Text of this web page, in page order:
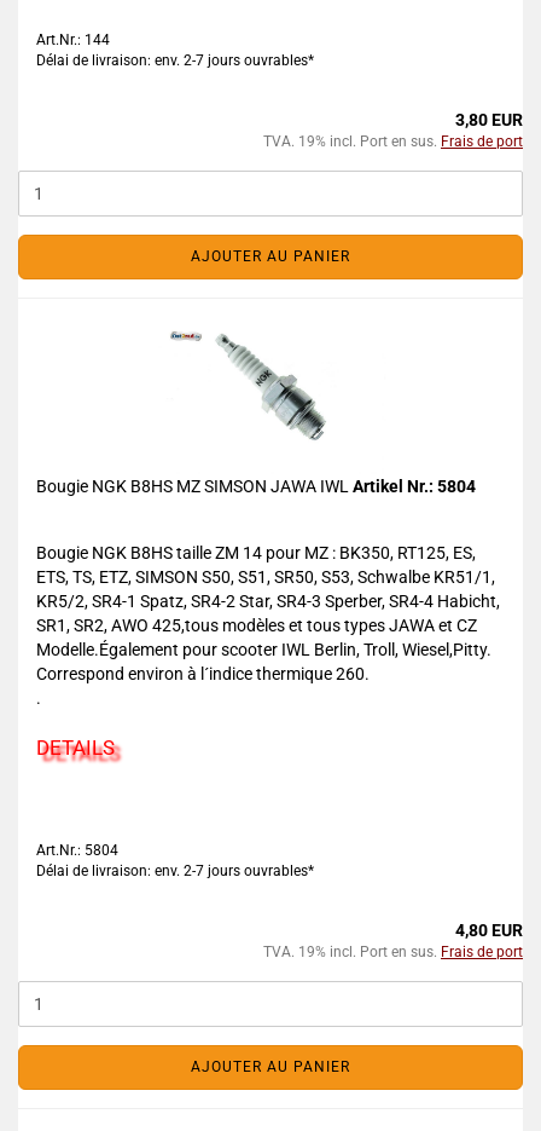
Art.Nr.: 144
Délai de livraison: env. 2-7 jours ouvrables*
3,80 EUR
TVA. 19% incl. Port en sus. Frais de port
AJOUTER AU PANIER
Bougie NGK B8HS MZ SIMSON JAWA IWL Artikel Nr.: 5804
Bougie NGK B8HS taille ZM 14 pour MZ : BK350, RT125, ES,
ETS, TS, ETZ, SIMSON S50, S51, SR50, S53, Schwalbe KR51/1,
KR5/2, SR4-1 Spatz, SR4-2 Star, SR4-3 Sperber, SR4-4 Habicht,
SR1, SR2, AWO 425,tous modèles et tous types JAWA et CZ
Modelle.Également pour scooter IWL Berlin, Troll, Wiesel,Pitty.
Correspond environ à l´indice thermique 260.
.
DETAILS
Art.Nr.: 5804
Délai de livraison: env. 2-7 jours ouvrables*
4,80 EUR
TVA. 19% incl. Port en sus. Frais de port
AJOUTER AU PANIER